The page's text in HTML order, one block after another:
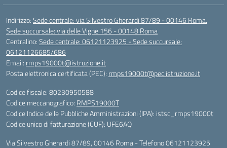
Indirizzo:Sede centrale: via Silvestro Gherardi 87/89 - 00146 Roma.
Sede succursale: via delle Vigne 156 - 00148 Roma
Centralino:Sede centrale: 06121123925 - Sede succursale:
06121126685/686
Email: rmps19000t@istruzione.it
Posta elettronica certificata (PEC): rmps19000t@pec.istruzione.it
Codice fiscale: 80230950588
Codice meccanografico: RMPS19000T
Codice Indice delle Pubbliche Amministrazioni (IPA): istsc_rmps19000t
Codice unico di fatturazione (CUF): UFE6AQ
Via Silvestro Gherardi 87/89, 00146 Roma - Telefono 06121123925